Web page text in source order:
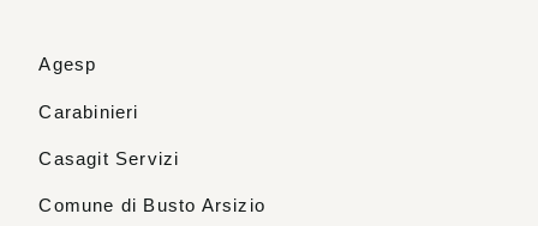
Agesp
Carabinieri
Casagit Servizi
Comune di Busto Arsizio